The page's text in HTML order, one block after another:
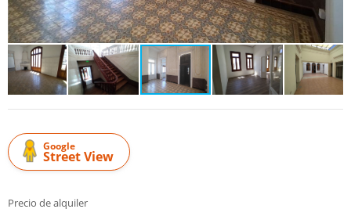
Google
Street View
Precio de alquiler